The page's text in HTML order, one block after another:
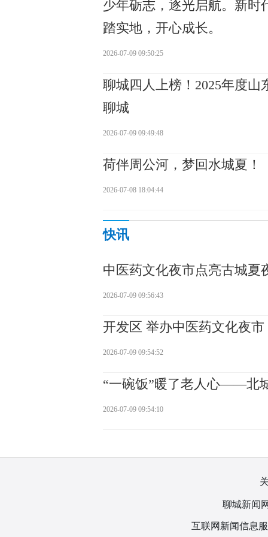
少年砺志，逐光启航。新时
踏实地，开心成长。
2026-07-09 09:50:25
聊城四人上榜！2025年度
聊城
2026-07-09 09:49:48
荷伴周公河，梦回水城夏！
2026-07-08 18:04:44
快讯
中医药文化夜市点亮古城夏
2026-07-09 09:56:43
开发区 举办中医药文化夜市
2026-07-09 09:54:52
“一碗饭”暖了老人心——北
2026-07-09 09:54:10
聊城新闻
互联网新闻信息